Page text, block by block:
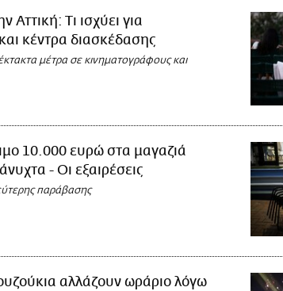
Αττική: Τι ισχύει για
κέντρα διασκέδασης
μέτρα σε κινηματογράφους και
10.000 ευρώ στα μαγαζιά
- Οι εξαιρέσεις
παράβασης
αλλάζουν ωράριο λόγω